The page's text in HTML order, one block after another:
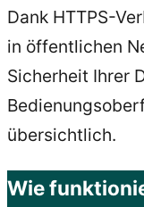
Dank HTTPS-
in öffentlichen
Sicherheit Ihrer
übersichtlich.
Wie